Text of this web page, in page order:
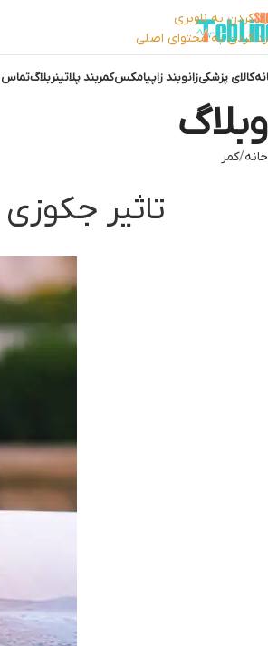
رد کردن به ناوبری
رد کردن به محتوای اصلی
کالای پزشکیزانوبند زاپیامکسکمربند پلاتینربلاگتماس
وبلاگ
خانه کمر
تاثیر